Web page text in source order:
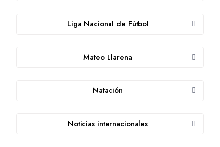
Liga Nacional de Fútbol
Mateo Llarena
Natación
Noticias internacionales